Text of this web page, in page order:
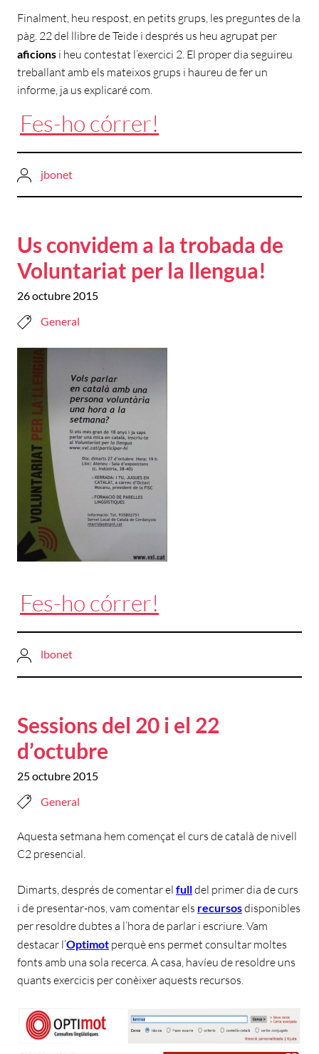
Finalment, heu respost, en petits grups, les preguntes de la
pàg. 22 del llibre de Teide i després us heu agrupat per
aficions i heu contestat l’exercici 2. El proper dia seguireu
treballant amb els mateixos grups i haureu de fer un
informe, ja us explicaré com.
Fes-ho córrer!
jbonet
Us convidem a la trobada de
Voluntariat per la llengua!
26 octubre 2015
General
Fes-ho córrer!
lbonet
Sessions del 20 i el 22
d’octubre
25 octubre 2015
General
Aquesta setmana hem començat el curs de català de nivell
C2 presencial.
Dimarts, després de comentar el fulldel primer dia de curs
i de presentar-nos, vam comentar els recursosdisponibles
per resoldre dubtes a l’hora de parlar i escriure. Vam
destacar l’Optimot perquè ens permet consultar moltes
fonts amb una sola recerca. A casa, havíeu de resoldre uns
quants exercicis per conèixer aquests recursos.